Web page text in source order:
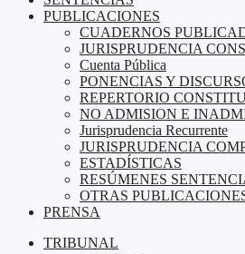
PUBLICACIONES
CUADERNOS
JURISPRUDENCIA
Cuenta Pública
PONENCIAS Y
REPERTORIO
NO ADMISION E
Jurisprudencia Recurrente
JURISPRUDENCIA
ESTADÍSTICAS
RESÚMENES
OTRAS
PRENSA
TRIBUNAL